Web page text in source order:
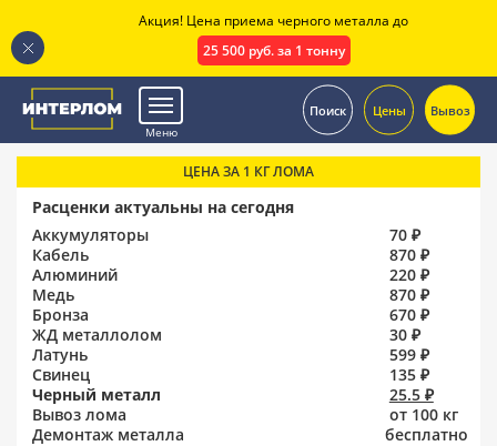
Меню
Поиск Цены Вывоз
ЦЕНА ЗА 1 КГ ЛОМА
Расценки актуальны на сегодня
Аккумуляторы
70 ₽
Кабель
870 ₽
Алюминий
220 ₽
Медь
870 ₽
Бронза
670 ₽
ЖД металлолом
30 ₽
Латунь
599 ₽
Свинец
135 ₽
Черный металл
25.5 ₽
Вывоз лома
от 100 кг
Демонтаж металла
бесплатно
Акция! Цена приема черного металла до
25 500 руб. за 1 тонну
.